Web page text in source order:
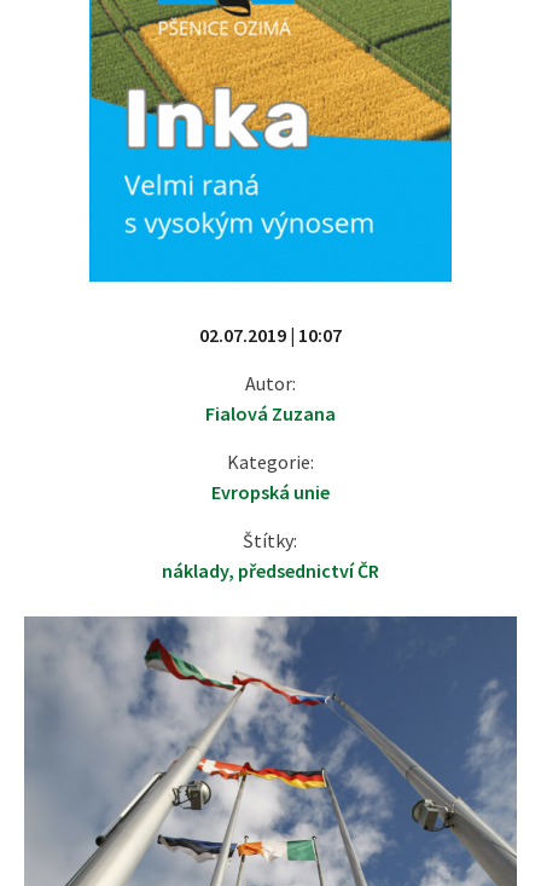
02.07.2019 | 10:07
Autor:
Fialová Zuzana
Kategorie:
Evropská unie
Štítky:
náklady, předsednictví ČR